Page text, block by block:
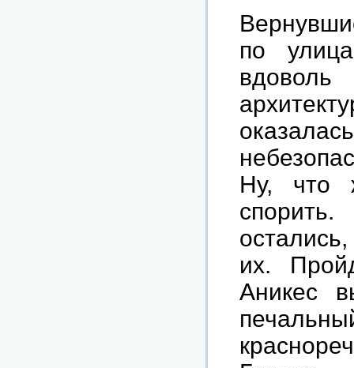
по
Ну, что
их.
Аникес